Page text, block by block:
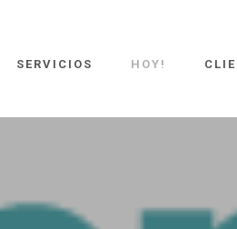
SERVICIOS HOY!